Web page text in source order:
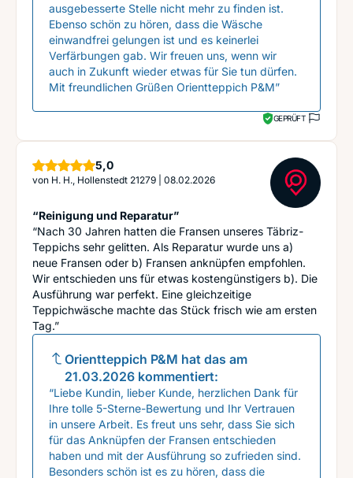
ausgebesserte Stelle nicht mehr zu finden ist.
Ebenso schön zu hören, dass die Wäsche
einwandfrei gelungen ist und es keinerlei
Verfärbungen gab. Wir freuen uns, wenn wir
auch in Zukunft wieder etwas für Sie tun dürfen.
Mit freundlichen Grüßen Orientteppich P&M”
GEPRÜFT
5,0Sterne
von H. H., Hollenstedt 21279 08.02.2026
“Reinigung und Reparatur”
“Nach 30 Jahren hatten die Fransen unseres Täbriz-
Teppichs sehr gelitten. Als Reparatur wurde uns a)
neue Fransen oder b) Fransen anknüpfen empfohlen.
Wir entschieden uns für etwas kostengünstigers b). Die
Ausführung war perfekt. Eine gleichzeitige
Teppichwäsche machte das Stück frisch wie am ersten
Tag.”
Orientteppich P&M hat das am
21.03.2026 kommentiert:
“Liebe Kundin, lieber Kunde, herzlichen Dank für
Ihre tolle 5-Sterne-Bewertung und Ihr Vertrauen
in unsere Arbeit. Es freut uns sehr, dass Sie sich
für das Anknüpfen der Fransen entschieden
haben und mit der Ausführung so zufrieden sind.
Besonders schön ist es zu hören, dass die